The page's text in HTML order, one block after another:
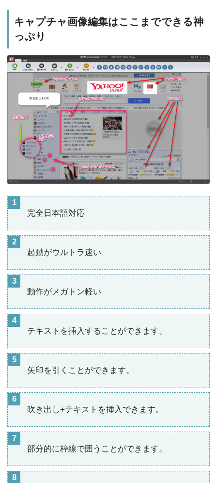
キャプチャ画像編集はここまでできる神
っぷり
完全日本語対応
起動がウルトラ速い
動作がメガトン軽い
テキストを挿入することができます。
矢印を引くことができます。
吹き出し+テキストを挿入できます。
部分的に枠線で囲うことができます。